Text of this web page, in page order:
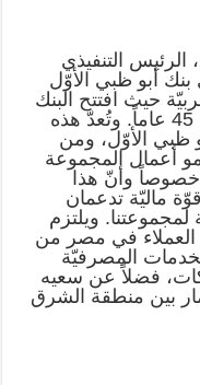
الرئيس التنفيذي
أبو ظبي الأوّل
حيث افتتح البنك
أوّل فرع له في مصر منذ أكثر من 45 عاماً. وتُعدّ هذه
ظبي الأوّل، ومن
أعمال المجموعة
خصوصاً وأنّ هذا
ماليّة تدعمان
لمجموعتنا. ويلتزم
العملاء في مصر من
المصرفيّة
فضلاً عن سعيه
بين منطقة الشرق